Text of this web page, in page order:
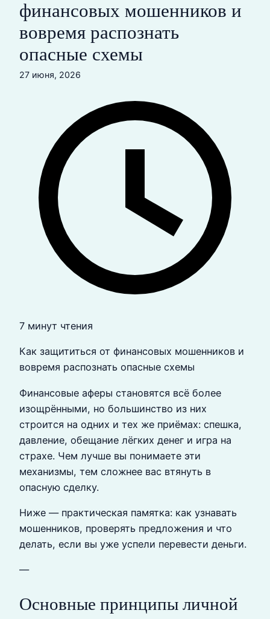
финансовых мошенников и
вовремя распознать
опасные схемы
27 июня, 2026
7 минут чтения
Как защититься от финансовых мошенников и
вовремя распознать опасные схемы
Финансовые аферы становятся всё более
изощрёнными, но большинство из них
строится на одних и тех же приёмах: спешка,
давление, обещание лёгких денег и игра на
страхе. Чем лучше вы понимаете эти
механизмы, тем сложнее вас втянуть в
опасную сделку.
Ниже — практическая памятка: как узнавать
мошенников, проверять предложения и что
делать, если вы уже успели перевести деньги.
—
Основные принципы личной